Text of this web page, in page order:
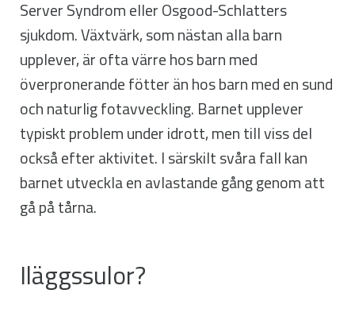
Server Syndrom eller Osgood-Schlatters
sjukdom. Växtvärk, som nästan alla barn
upplever, är ofta värre hos barn med
överpronerande fötter än hos barn med en sund
och naturlig fotavveckling. Barnet upplever
typiskt problem under idrott, men till viss del
också efter aktivitet. I särskilt svåra fall kan
barnet utveckla en avlastande gång genom att
gå på tårna.
Iläggssulor?